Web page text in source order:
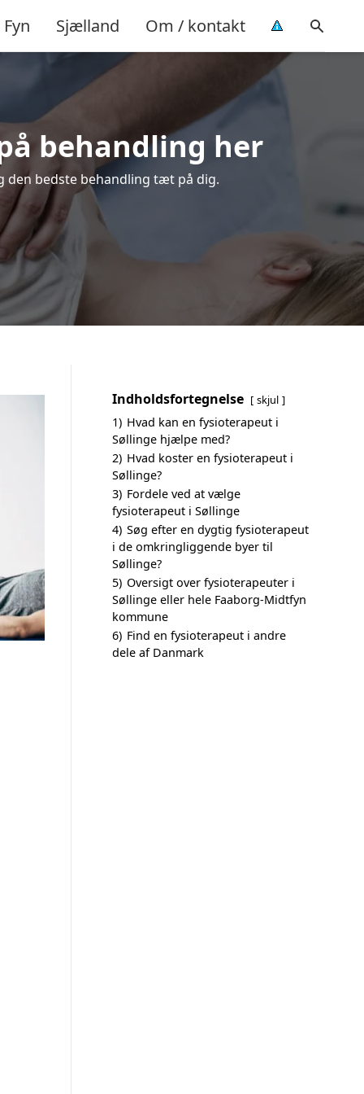
Fyn Sjælland Om / kontakt
behandling her
den bedste behandling tæt på dig.
Indholdsfortegnelse skjul
1) Hvad kan en fysioterapeut i
Søllinge hjælpe med?
2) Hvad koster en fysioterapeut i
Søllinge?
3) Fordele ved at vælge
fysioterapeut i Søllinge
4) Søg efter en dygtig fysioterapeut
i de omkringliggende byer til
Søllinge?
5) Oversigt over fysioterapeuter i
Søllinge eller hele Faaborg-Midtfyn
kommune
6) Find en fysioterapeut i andre
dele af Danmark